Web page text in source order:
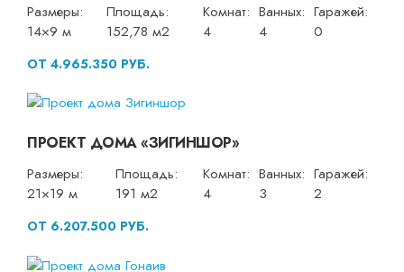
Размеры:
14×9 м
Площадь:
152,78 м2
Комнат:
4
Ванных:
4
Гаражей:
0
ОТ 4.965.350 РУБ.
ПРОЕКТ ДОМА «ЗИГИНШОР»
Размеры:
21×19 м
Площадь:
191 м2
Комнат:
4
Ванных:
3
Гаражей:
2
ОТ 6.207.500 РУБ.